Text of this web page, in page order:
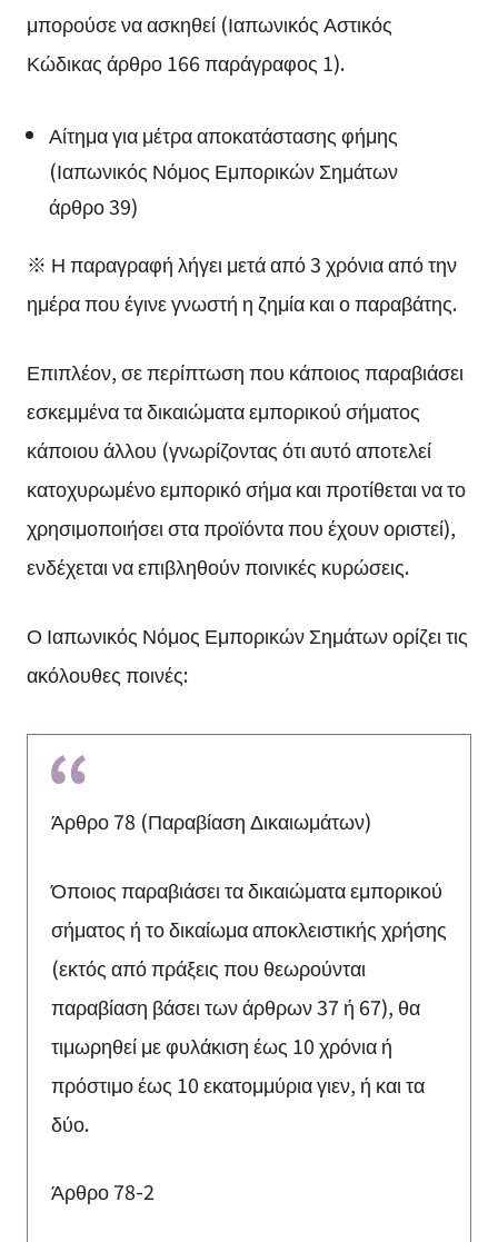
μπορούσε να ασκηθεί (Ιαπωνικός Αστικός
Κώδικας άρθρο 166 παράγραφος 1).
Αίτημα για μέτρα αποκατάστασης φήμης
(Ιαπωνικός Νόμος Εμπορικών Σημάτων
άρθρο 39)
※ Η παραγραφή λήγει μετά από 3 χρόνια από την
ημέρα που έγινε γνωστή η ζημία και ο παραβάτης.
Επιπλέον, σε περίπτωση που κάποιος παραβιάσει
εσκεμμένα τα δικαιώματα εμπορικού σήματος
κάποιου άλλου (γνωρίζοντας ότι αυτό αποτελεί
κατοχυρωμένο εμπορικό σήμα και προτίθεται να το
χρησιμοποιήσει στα προϊόντα που έχουν οριστεί),
ενδέχεται να επιβληθούν ποινικές κυρώσεις.
Ο Ιαπωνικός Νόμος Εμπορικών Σημάτων ορίζει τις
ακόλουθες ποινές:
Άρθρο 78 (Παραβίαση Δικαιωμάτων)
Όποιος παραβιάσει τα δικαιώματα εμπορικού
σήματος ή το δικαίωμα αποκλειστικής χρήσης
(εκτός από πράξεις που θεωρούνται
παραβίαση βάσει των άρθρων 37 ή 67), θα
τιμωρηθεί με φυλάκιση έως 10 χρόνια ή
πρόστιμο έως 10 εκατομμύρια γιεν, ή και τα
δύο.
Άρθρο 78-2